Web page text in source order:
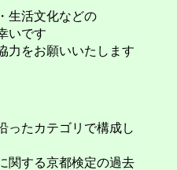
生活文化などの
いです
力をお願いいたします
ったカテゴリで構成し
関する京都検定の過去